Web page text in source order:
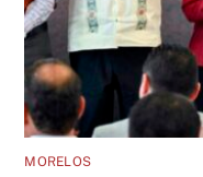
MORELOS